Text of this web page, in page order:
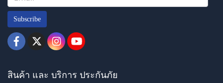
Subscribe
สินค้า และ บริการ ประกันภัย